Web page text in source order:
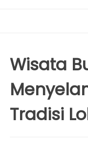
Wisata
Tradisi